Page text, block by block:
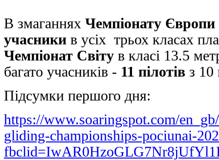
В змаганнях Чемпіонату Європи
учасники в усіх трьох класах
Чемпіонат Світу в класі 13.5
багато учасників - 11 пілотів з 10
Підсумки першого дня:
https://www.soaringspot.com/
gliding-championships-pociunai-